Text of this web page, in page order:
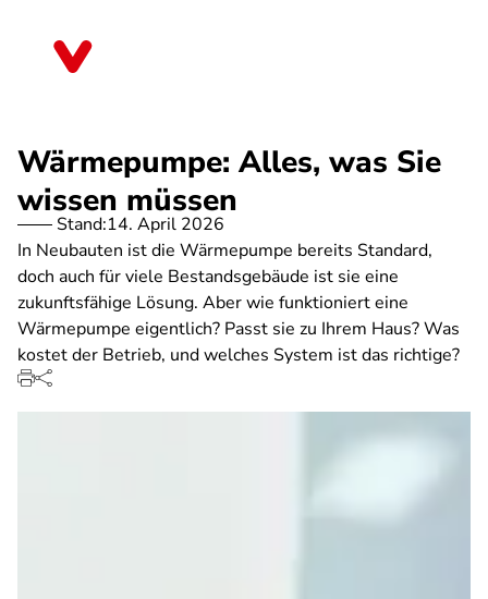
Wärmepumpe: Alles, was Sie
wissen müssen
Stand:14. April 2026
In Neubauten ist die Wärmepumpe bereits Standard,
doch auch für viele Bestandsgebäude ist sie eine
zukunftsfähige Lösung. Aber wie funktioniert eine
Wärmepumpe eigentlich? Passt sie zu Ihrem Haus? Was
kostet der Betrieb, und welches System ist das richtige?